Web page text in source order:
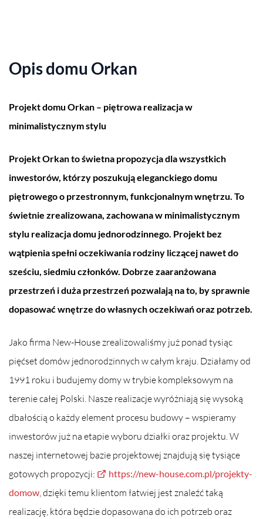
Opis domu Orkan
Projekt domu Orkan – piętrowa realizacja w
minimalistycznym stylu
Projekt Orkan to świetna propozycja dla wszystkich
inwestorów, którzy poszukują eleganckiego domu
piętrowego o przestronnym, funkcjonalnym wnętrzu. To
świetnie zrealizowana, zachowana w minimalistycznym
stylu realizacja domu jednorodzinnego. Projekt bez
wątpienia spełni oczekiwania rodziny liczącej nawet do
sześciu, siedmiu członków. Dobrze zaaranżowana
przestrzeń i duża przestrzeń pozwalają na to, by sprawnie
dopasować wnętrze do własnych oczekiwań oraz potrzeb.
Jako firma New-House zrealizowaliśmy już ponad tysiąc
pięćset domów jednorodzinnych w całym kraju. Działamy od
1991 roku i budujemy domy w trybie kompleksowym na
terenie całej Polski. Nasze realizacje wyróżniają się wysoką
dbałością o każdy element procesu budowy – wspieramy
inwestorów już na etapie wyboru działki oraz projektu. W
naszej internetowej bazie projektowej znajdują się tysiące
gotowych propozycji:
https://new-house.com.pl/projekty-
domow, dzięki temu klientom łatwiej jest znaleźć taką
realizację, która będzie dopasowana do ich potrzeb oraz